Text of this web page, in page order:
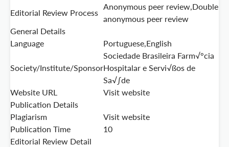
Editorial Review Process
Anonymous peer review,Double
anonymous peer review
General Details
Language
Portuguese,English
Society/Institute/Sponsor
Sociedade Brasileira Farm√°cia
Hospitalar e Servi√ßos de
Sa√∫de
Website URL
Visit website
Publication Details
Plagiarism
Visit website
Publication Time
10
Editorial Review Detail